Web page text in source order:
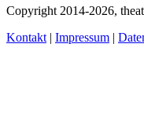
Copyright 2014-2026,
Kontakt | Impressum |